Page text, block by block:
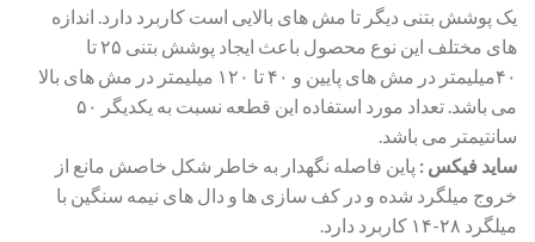
یک پوشش بتنی دیگر تا مش های بالایی است کاربرد دارد. اندازه
های مختلف این نوع محصول باعث ایجاد پوشش بتنی ۲۵ تا
۴۰میلیمتر در مش های پایین و ۴۰ تا ۱۲۰ میلیمتر در مش های بالا
می باشد. تعداد مورد استفاده این قطعه نسبت به یکدیگر ۵۰
سانتیمتر می باشد.
ساید فیکس : پاین فاصله نگهدار به خاطر شکل خاصش مانع از
خروج میلگرد شده و در کف سازی ها و دال های نیمه سنگین با
میلگرد ۲۸-۱۴ کاربرد دارد.